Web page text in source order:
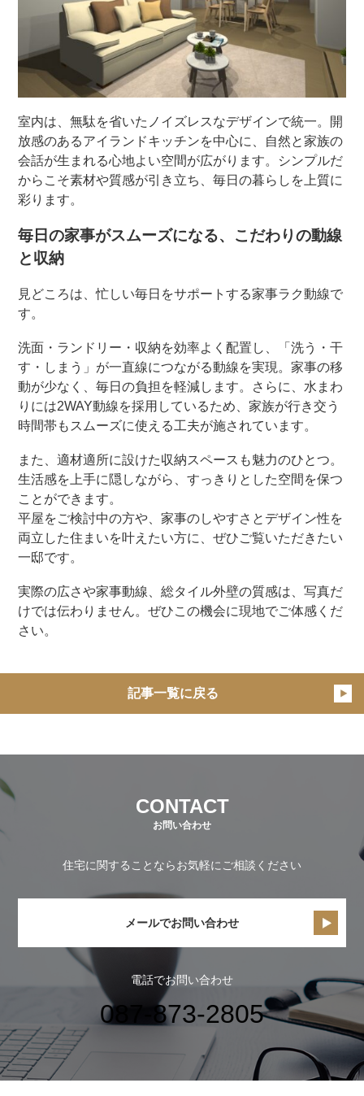
室内は、無駄を省いたノイズレスなデザインで統一。開
放感のあるアイランドキッチンを中心に、自然と家族の
会話が生まれる心地よい空間が広がります。シンプルだ
からこそ素材や質感が引き立ち、毎日の暮らしを上質に
彩ります。
毎日の家事がスムーズになる、こだわりの動線
と収納
見どころは、忙しい毎日をサポートする家事ラク動線で
す。
洗面・ランドリー・収納を効率よく配置し、「洗う・干
す・しまう」が一直線につながる動線を実現。家事の移
動が少なく、毎日の負担を軽減します。さらに、水まわ
りには2WAY動線を採用しているため、家族が行き交う
時間帯もスムーズに使える工夫が施されています。
また、適材適所に設けた収納スペースも魅力のひとつ。
生活感を上手に隠しながら、すっきりとした空間を保つ
ことができます。
平屋をご検討中の方や、家事のしやすさとデザイン性を
両立した住まいを叶えたい方に、ぜひご覧いただきたい
一邸です。
実際の広さや家事動線、総タイル外壁の質感は、写真だ
けでは伝わりません。ぜひこの機会に現地でご体感くだ
さい。
記事一覧に戻る
CONTACT
お問い合わせ
住宅に関することならお気軽にご相談ください
メールでお問い合わせ
電話でお問い合わせ
087-873-2805